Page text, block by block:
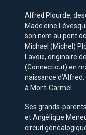
Alfred Plourde,
Madeleine
son nom au pont
Michael (Michel)
Lavoie, originaire
(Connecticut) en
naissance
à Mont-Carmel.
Ses grands-
et Angélique
circuit